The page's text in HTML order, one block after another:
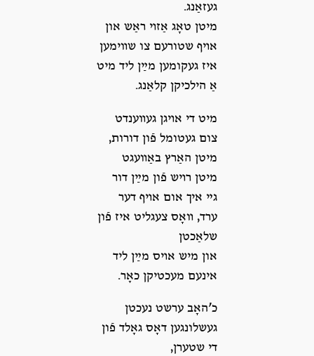
געזאַנג.
מיטן טאָג אַזױ ראַש און
אױף שטורעם צו שװימען
איז געקומען מײַן ליד מיט
אַ הילכיקן קלאַנג.
מיט די אױגן געװענדט
צום געטומל פֿון דורות,
מיטן האַרץ באַװעגט
מיטן רױש פֿון מײַן דור
גײ איך אום אױף דער
ערד, װאָס צעגליט איז פֿון
שלאַכטן
און מיש אױס מײַן ליד
אינעם מעכטיקן כאָר.
כ’האָב ערשט נעכטן
געשלונגען דאָס גאָלד פֿון
די שטערן,